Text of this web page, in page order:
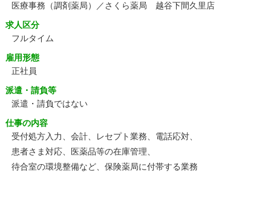
医療事務（調剤薬局）／さくら薬局 越谷下間久里店
求人区分
フルタイム
雇用形態
正社員
派遣・請負等
派遣・請負ではない
仕事の内容
受付処方入力、会計、レセプト業務、電話応対、
患者さま対応、医薬品等の在庫管理、
待合室の環境整備など、保険薬局に付帯する業務